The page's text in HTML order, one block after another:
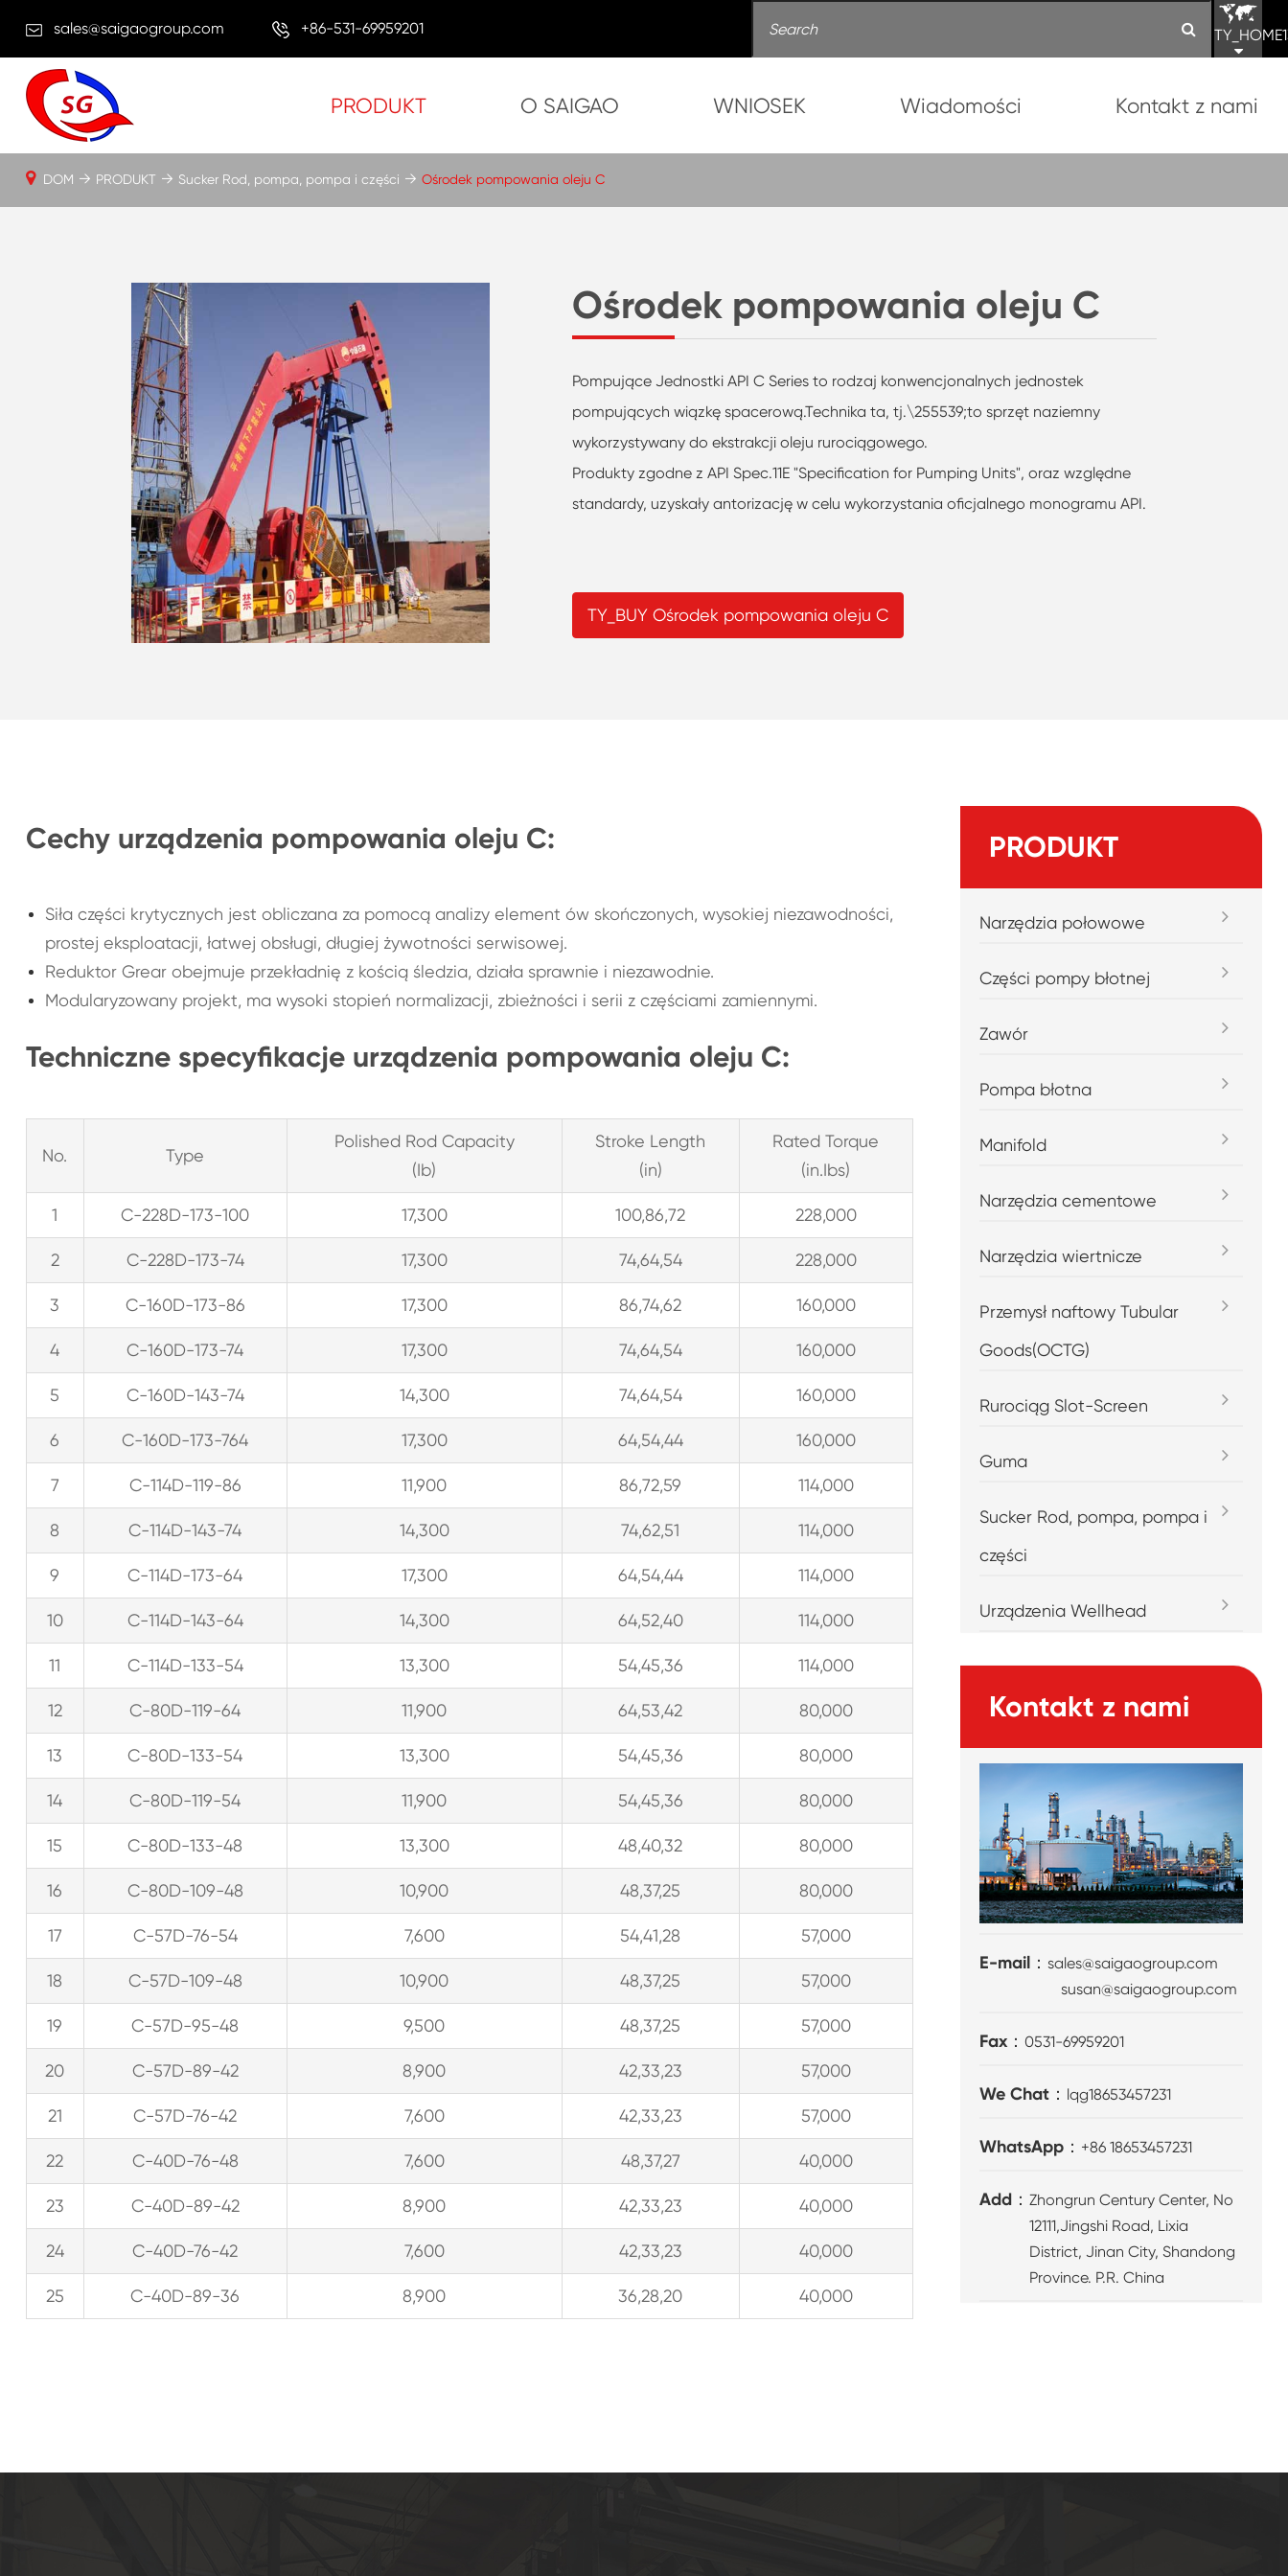
sales@saigaogroup.com +86-531-69959201
PRODUKT O SAIGAO WNIOSEK Wiadomości Kontakt z nami
Ośrodek pompowania oleju C
Pompujące Jednostki API C Series to rodzaj konwencjonalnych jednostek
pompujących wiązkę spacerową.Technika ta, tj.\255539;to sprzęt naziemny
wykorzystywany do ekstrakcji oleju rurociągowego.
Produkty zgodne z API Spec.11E "Specification for Pumping Units", oraz względne
standardy, uzyskały antorizację w celu wykorzystania oficjalnego monogramu API.
TY_BUY Ośrodek pompowania oleju C
DOM PRODUKT Sucker Rod, pompa, pompa i części Ośrodek pompowania oleju C
Cechy urządzenia pompowania oleju C:
Siła części krytycznych jest obliczana za pomocą analizy element ów skończonych, wysokiej niezawodności,
prostej eksploatacji, łatwej obsługi, długiej żywotności serwisowej.
Reduktor Grear obejmuje przekładnię z kością śledzia, działa sprawnie i niezawodnie.
Modularyzowany projekt, ma wysoki stopień normalizacji, zbieżności i serii z częściami zamiennymi.
Techniczne specyfikacje urządzenia pompowania oleju C:
No. Type
Polished Rod Capacity
(Ib)
Stroke Length
(in)
Rated Torque
(in.Ibs)
1 C-228D-173-100 17,300 100,86,72 228,000
2 C-228D-173-74 17,300 74,64,54 228,000
3 C-160D-173-86 17,300 86,74,62 160,000
4 C-160D-173-74 17,300 74,64,54 160,000
5 C-160D-143-74 14,300 74,64,54 160,000
6 C-160D-173-764 17,300 64,54,44 160,000
7 C-114D-119-86 11,900 86,72,59 114,000
8 C-114D-143-74 14,300 74,62,51 114,000
9 C-114D-173-64 17,300 64,54,44 114,000
10 C-114D-143-64 14,300 64,52,40 114,000
11 C-114D-133-54 13,300 54,45,36 114,000
12 C-80D-119-64 11,900 64,53,42 80,000
13 C-80D-133-54 13,300 54,45,36 80,000
14 C-80D-119-54 11,900 54,45,36 80,000
15 C-80D-133-48 13,300 48,40,32 80,000
16 C-80D-109-48 10,900 48,37,25 80,000
17 C-57D-76-54 7,600 54,41,28 57,000
18 C-57D-109-48 10,900 48,37,25 57,000
19 C-57D-95-48 9,500 48,37,25 57,000
20 C-57D-89-42 8,900 42,33,23 57,000
21 C-57D-76-42 7,600 42,33,23 57,000
22 C-40D-76-48 7,600 48,37,27 40,000
23 C-40D-89-42 8,900 42,33,23 40,000
24 C-40D-76-42 7,600 42,33,23 40,000
25 C-40D-89-36 8,900 36,28,20 40,000
PRODUKT
Narzędzia połowowe
Części pompy błotnej
Zawór
Pompa błotna
Manifold
Narzędzia cementowe
Narzędzia wiertnicze
Przemysł naftowy Tubular
Goods(OCTG)
Rurociąg Slot-Screen
Guma
Sucker Rod, pompa, pompa i
części
Urządzenia Wellhead
Kontakt z nami
E-mail：sales@saigaogroup.com
susan@saigaogroup.com
Fax：0531-69959201
We Chat： lqg18653457231
WhatsApp： +86 18653457231
Add：Zhongrun Century Center, No
12111,Jingshi Road, Lixia
District, Jinan City, Shandong
Province. P.R. China